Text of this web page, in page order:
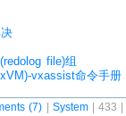
file)组
vxassist命令手册
(7) | System| 433 |